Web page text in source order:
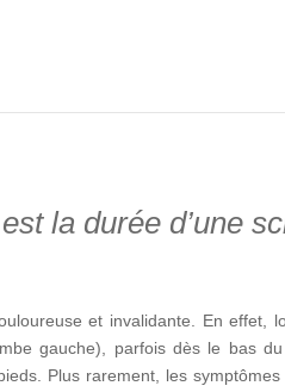
la durée d’une
et invalidante. En effet,
gauche), parfois dès le bas
Plus rarement, les